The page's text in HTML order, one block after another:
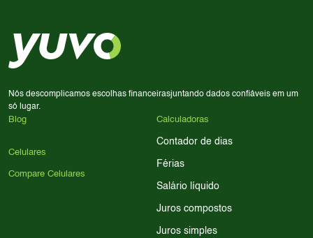
processador e bateria são essenciais. Use nossos filtros
para encontrar o celular ideal.
Nós descomplicamos escolhas financeirasjuntando dados confiáveis em um
só lugar.
Blog
Celulares
Compare Celulares
Calculadoras
Contador de dias
Férias
Salário líquido
Juros compostos
Juros simples